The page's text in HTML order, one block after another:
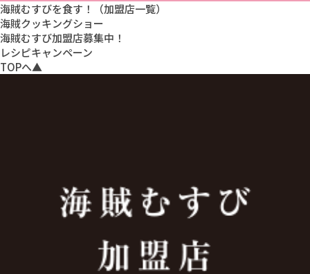
海賊むすびを食す！（加盟店一覧）
海賊クッキングショー
海賊むすび加盟店募集中！
レシピキャンペーン
TOPへ▲